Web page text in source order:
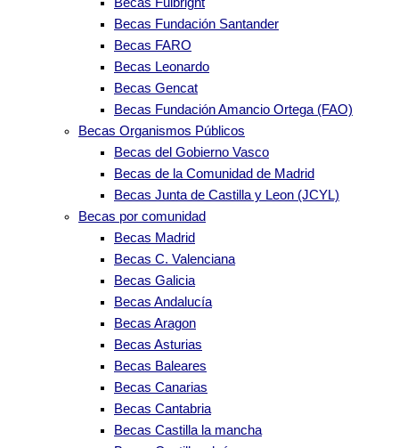
Becas Fundación Santander
Becas FARO
Becas Leonardo
Becas Gencat
Becas Fundación Amancio Ortega (FAO)
Becas Organismos Públicos
Becas del Gobierno Vasco
Becas de la Comunidad de Madrid
Becas Junta de Castilla y Leon (JCYL)
Becas por comunidad
Becas Madrid
Becas C. Valenciana
Becas Galicia
Becas Andalucía
Becas Aragon
Becas Asturias
Becas Baleares
Becas Canarias
Becas Cantabria
Becas Castilla la mancha